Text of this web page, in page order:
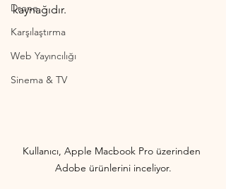
Drone
Karşılaştırma
Web Yayıncılığı
Sinema & TV
kaynağıdır.
Kullanıcı, Apple Macbook Pro üzerinden
Adobe ürünlerini inceliyor.